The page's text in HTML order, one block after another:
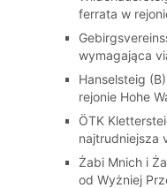
ferrata w
wymagająca
Hanselsteig
rejonie Hohe
ÖTK
najtrudniejsza
Żabi Mnich i
od Wyżniej